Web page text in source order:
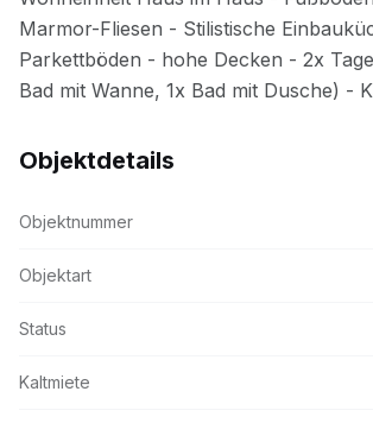
Objektdetails
Objektnummer
Objektart
Status
Kaltmiete